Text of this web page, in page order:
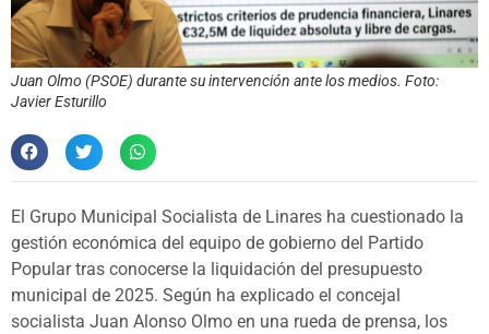
Juan Olmo (PSOE) durante su intervención ante los medios. Foto:
Javier Esturillo
El Grupo Municipal Socialista de Linares ha cuestionado la
gestión económica del equipo de gobierno del Partido
Popular tras conocerse la liquidación del presupuesto
municipal de 2025. Según ha explicado el concejal
socialista Juan Alonso Olmo en una rueda de prensa, los